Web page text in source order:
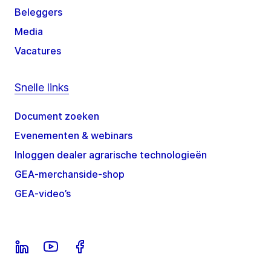
Beleggers
Media
Vacatures
Snelle links
Document zoeken
Evenementen & webinars
Inloggen dealer agrarische technologieën
GEA-merchanside-shop
GEA-video’s